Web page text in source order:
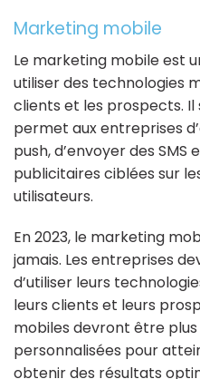
Marketing mobile
Le marketing mobile est
utiliser des technologies
clients et les prospects. Il
permet aux entreprises
push, d’envoyer des
publicitaires ciblées sur
utilisateurs.
En 2023, le marketing
jamais. Les entreprises
d’utiliser leurs
leurs clients et leurs
mobiles devront être
personnalisées pour
obtenir des résultats